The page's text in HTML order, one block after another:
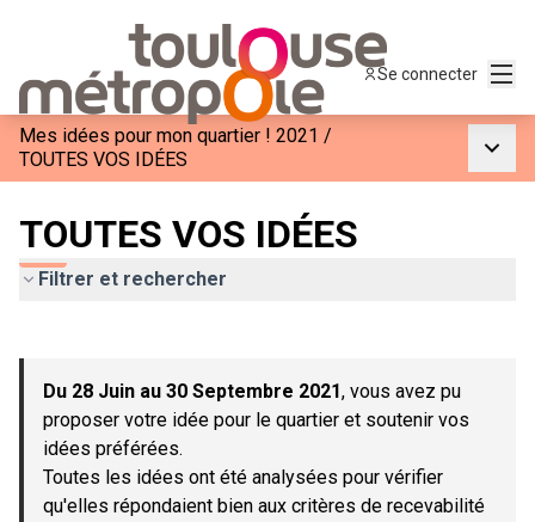
Se connecter
Mes idées pour mon quartier ! 2021 /
TOUTES VOS IDÉES
TOUTES VOS IDÉES
Filtrer et rechercher
−
Du 28 Juin au 30 Septembre 2021, vous avez pu
proposer votre idée pour le quartier et soutenir vos
idées préférées.
Toutes les idées ont été analysées pour vérifier
qu'elles répondaient bien aux critères de recevabilité